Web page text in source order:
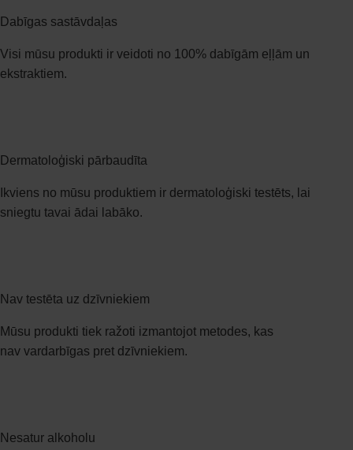
Dabīgas sastāvdaļas
Visi mūsu produkti ir veidoti no 100% dabīgām eļļām un
ekstraktiem.
Dermatoloģiski pārbaudīta​
Ikviens no mūsu produktiem ir dermatoloģiski testēts, lai
sniegtu tavai ādai labāko.​
Nav testēta uz dzīvniekiem
Mūsu produkti tiek ražoti izmantojot metodes, kas
nav vardarbīgas pret dzīvniekiem.​
Nesatur alkoholu